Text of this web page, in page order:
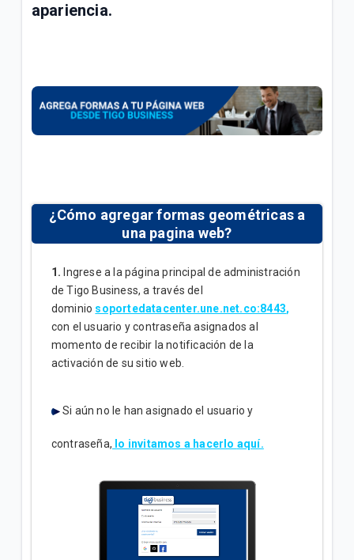
Respaldo de Sitios, Bases de Datos, CMS y
¿Cuál es el número de cuenta de la factura Tigo? |
Tigo | Empresas
¿Cómo hacer reposición de SIM en Tigo Business
VER MÁS
apariencia.
¿Cómo agregar formas geométricas a
una pagina web?
1. Ingrese a la página principal de administración
de Tigo Business, a través del
dominio soportedatacenter.une.net.co:8443,
con el usuario y contraseña asignados al
momento de recibir la notificación de la
activación de su sitio web.
Si aún no le han asignado el usuario y
contraseña, lo invitamos a hacerlo aquí.